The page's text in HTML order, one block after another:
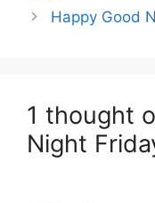
Happy Good
1 thought
Night